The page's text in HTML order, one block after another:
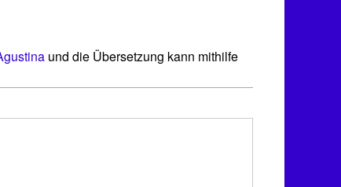
und die Übersetzung kann mithilfe